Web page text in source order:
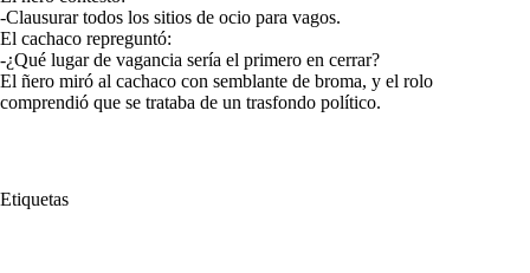
-Clausurar todos los sitios de ocio para vagos.
El cachaco repreguntó:
-¿Qué lugar de vagancia sería el primero en cerrar?
El ñero miró al cachaco con semblante de broma, y el rolo
comprendió que se trataba de un trasfondo político.
Etiquetas